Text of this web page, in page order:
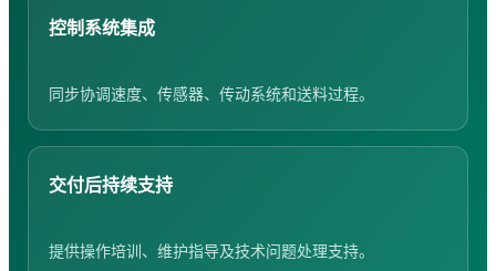
控制系统集成
同步协调速度、传感器、传动系统和送料过程。
交付后持续支持
提供操作培训、维护指导及技术问题处理支持。